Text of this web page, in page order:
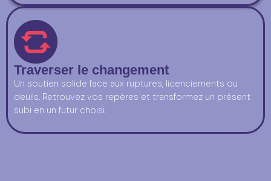
Traverser le changement
Un soutien solide face aux ruptures, licenciements ou
deuils. Retrouvez vos repères et transformez un présent
subi en un futur choisi.